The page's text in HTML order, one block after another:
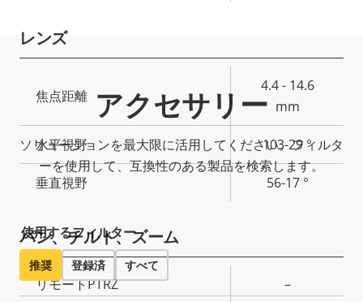
レンズ
ロ
パ
テ
ィ
の
明
プ
ロ
パ
テ
ィ
焦点距離
4.4 - 14.6
mm
水平視野 103-29 °
垂直視野 56-17 °
パン、チルト、ズーム
プ
リモートPTRZ –
アクセサリー
ソリューションを最大限に活用してください。フィルタ
ーを使用して、互換性のある製品を検索します。
使用するフィルター
推奨 登録済 すべて